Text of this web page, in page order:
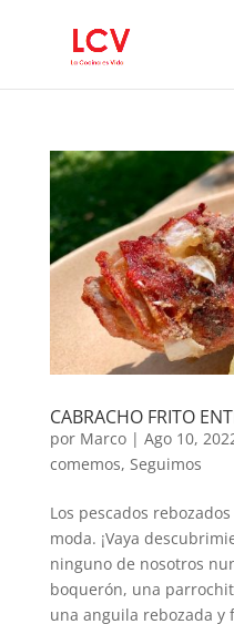
CABRACHO FRITO
por Marco| Ago 10,
comemos, Seguimos
Los pescados
moda. ¡Vaya
ninguno de nosotros
boquerón, una
una anguila rebozada y